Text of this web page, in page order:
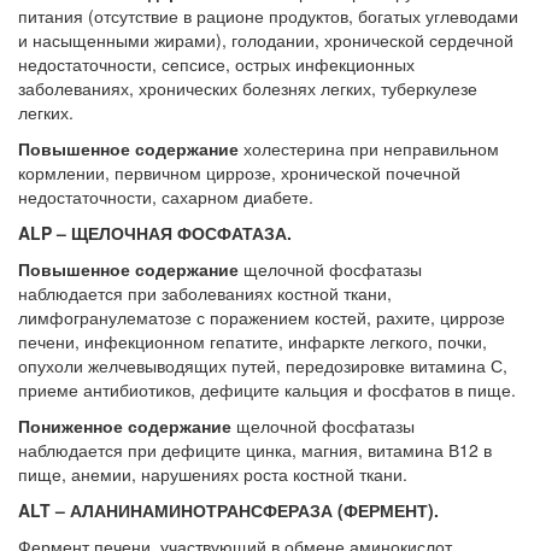
питания (отсутствие в рационе продуктов, богатых углеводами
и насыщенными жирами), голодании, хронической сердечной
недостаточности, сепсисе, острых инфекционных
заболеваниях, хронических болезнях легких, туберкулезе
легких.
Повышенное содержание холестерина при неправильном
кормлении, первичном циррозе, хронической почечной
недостаточности, сахарном диабете.
ALP – ЩЕЛОЧНАЯ ФОСФАТАЗА.
Повышенное содержание щелочной фосфатазы
наблюдается при заболеваниях костной ткани,
лимфогранулематозе с поражением костей, рахите, циррозе
печени, инфекционном гепатите, инфаркте легкого, почки,
опухоли желчевыводящих путей, передозировке витамина С,
приеме антибиотиков, дефиците кальция и фосфатов в пище.
Пониженное содержание щелочной фосфатазы
наблюдается при дефиците цинка, магния, витамина В12 в
пище, анемии, нарушениях роста костной ткани.
ALT – АЛАНИНАМИНОТРАНСФЕРАЗА (ФЕРМЕНТ).
Фермент печени, участвующий в обмене аминокислот.